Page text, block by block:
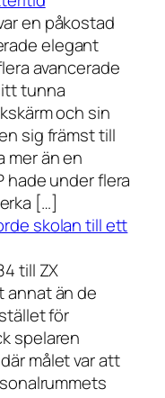
en påkostad
elegant
avancerade
tunna
och sin
sig främst till
mer än en
hade under flera
[…]
skolan till ett
till ZX
annat än de
för
spelaren
målet var att